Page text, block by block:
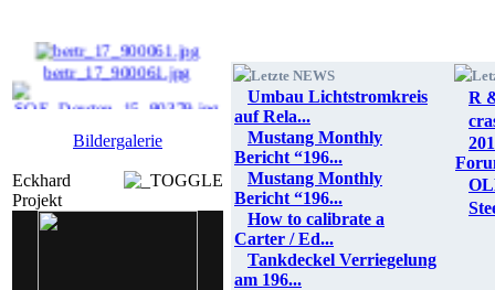
bertr_17_900061.jpg
dr_SonntPO16_9_90026 ...
Bildergalerie
Eckhard
Projekt
Letzte NEWS
Umbau Lichtstromkreis
auf Rela...
Mustang Monthly
Bericht “196...
Mustang Monthly
Bericht “196...
How to calibrate a
Carter / Ed...
Tankdeckel Verriegelung
am 196...
R